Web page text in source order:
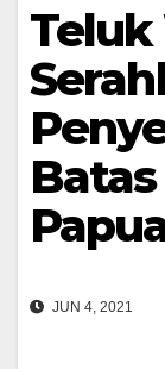
JUN 4, 2021